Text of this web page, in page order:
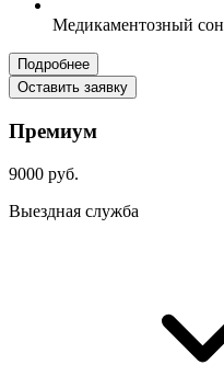
Медикаментозный сон
Подробнее
Оставить заявку
Премиум
9000 руб.
Выездная служба